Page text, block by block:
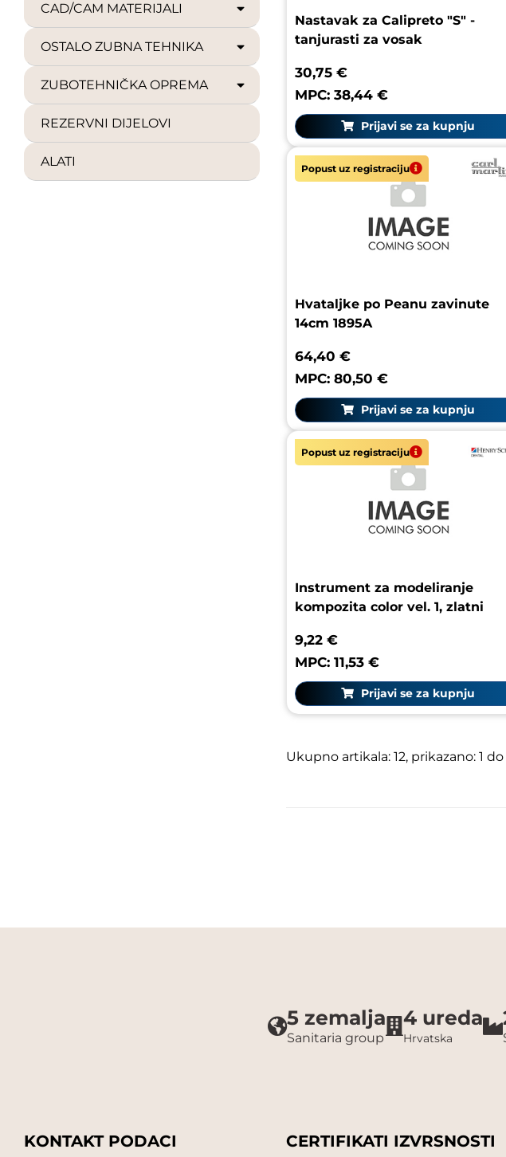
CAD/CAM MATERIJALI
OSTALO ZUBNA TEHNIKA
ZUBOTEHNIČKA OPREMA
REZERVNI DIJELOVI
ALATI
Nastavak za Calipreto "S" -
tanjurasti za vosak
30,75 €
MPC: 38,44 €
Prijavi se za kupnju
Popust uz registraciju
Hvataljke po Peanu zavinute
14cm 1895A
64,40 €
MPC: 80,50 €
Prijavi se za kupnju
Popust uz registraciju
Instrument za modeliranje
kompozita color vel. 1, zlatni
9,22 €
MPC: 11,53 €
Prijavi se za kupnju
Ukupno artikala: 12, prikazano: 1 do
5 zemalja
Sanitaria group
4 ureda
Hrvatska
KONTAKT PODACI CERTIFIKATI IZVRSNOSTI